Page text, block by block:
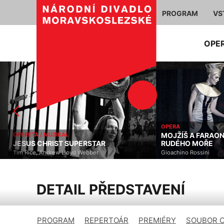
PROGRAM
OPERETA / MUZIKÁL
JESUS CHRIST SUPERSTAR
Tim Rice, Andrew Lloyd Webber
OPERA
MOJŽÍŠ A FARAON
RUDÉHO MOŘE
Gioachino Rossini
DETAIL PŘEDSTAVENÍ
PROGRAM REPERTOÁR PREMIÉRY SOUBOR